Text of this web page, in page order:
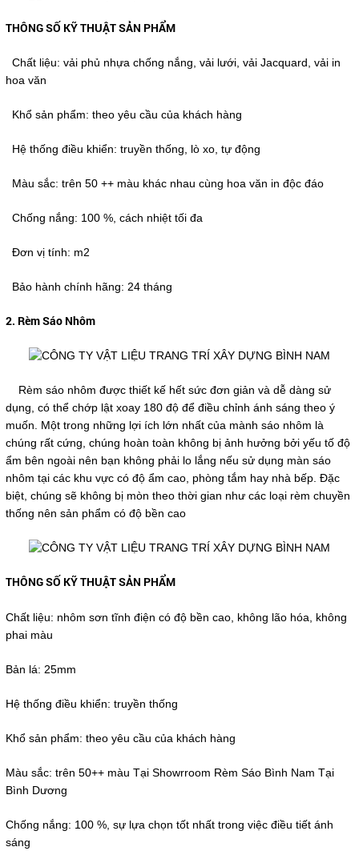
THÔNG SỐ KỸ THUẬT SẢN PHẨM
Chất liệu: vải phủ nhựa chống nắng, vải lưới, vải Jacquard, vải in
hoa văn
Khổ sản phẩm: theo yêu cầu của khách hàng
Hệ thống điều khiển: truyền thống, lò xo, tự động
Màu sắc: trên 50 ++ màu khác nhau cùng hoa văn in độc đáo
Chống nắng: 100 %, cách nhiệt tối đa
Đơn vị tính: m2
Bảo hành chính hãng: 24 tháng
2. Rèm Sáo Nhôm
Rèm sáo nhôm được thiết kế hết sức đơn giản và dễ dàng sử
dụng, có thể chớp lật xoay 180 độ để điều chỉnh ánh sáng theo ý
muốn. Một trong những lợi ích lớn nhất của mành sáo nhôm là
chúng rất cứng, chúng hoàn toàn không bị ảnh hưởng bởi yếu tố độ
ẩm bên ngoài nên bạn không phải lo lắng nếu sử dụng màn sáo
nhôm tại các khu vực có độ ẩm cao, phòng tắm hay nhà bếp. Đặc
biệt, chúng sẽ không bị mòn theo thời gian như các loại rèm chuyền
thống nên sản phẩm có độ bền cao
THÔNG SỐ KỸ THUẬT SẢN PHẨM
Chất liệu: nhôm sơn tĩnh điện có độ bền cao, không lão hóa, không
phai màu
Bản lá: 25mm
Hệ thống điều khiển: truyền thống
Khổ sản phẩm: theo yêu cầu của khách hàng
Màu sắc: trên 50++ màu Tại Showrroom Rèm Sáo Bình Nam Tại
Bình Dương
Chống nắng: 100 %, sự lựa chọn tốt nhất trong việc điều tiết ánh
sáng